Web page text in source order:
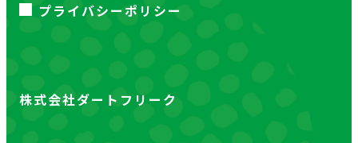
プライバシーポリシー
株式会社ダートフリーク